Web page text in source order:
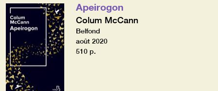
Apeirogon
Colum McCann
Belfond
août 2020
510 p.